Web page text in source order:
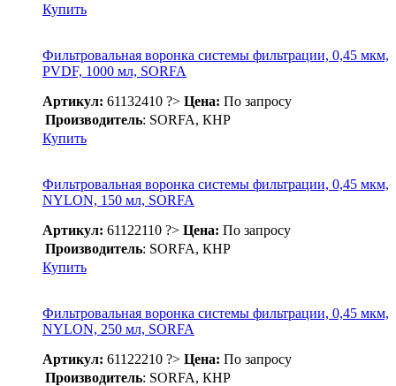
Купить
Фильтровальная воронка системы фильтрации, 0,45 мкм,
PVDF, 1000 мл, SORFA
Артикул: 61132410 ?> Цена: По запросу
Производитель: SORFA, КНР
Купить
Фильтровальная воронка системы фильтрации, 0,45 мкм,
NYLON, 150 мл, SORFA
Артикул: 61122110 ?> Цена: По запросу
Производитель: SORFA, КНР
Купить
Фильтровальная воронка системы фильтрации, 0,45 мкм,
NYLON, 250 мл, SORFA
Артикул: 61122210 ?> Цена: По запросу
Производитель: SORFA, КНР